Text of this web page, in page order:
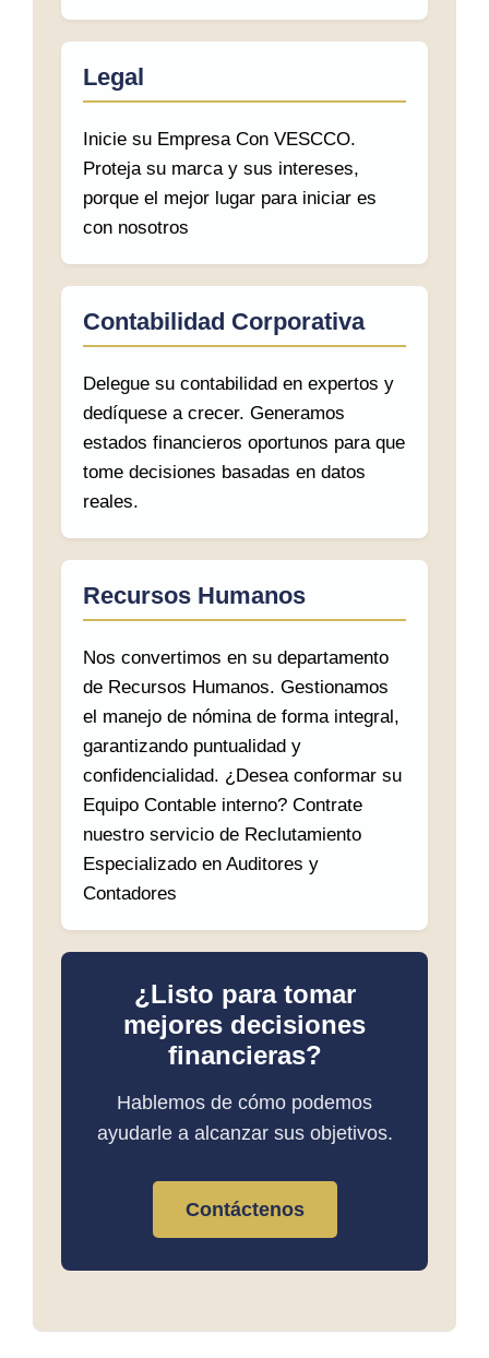
Legal
Inicie su Empresa Con VESCCO.
Proteja su marca y sus intereses,
porque el mejor lugar para iniciar es
con nosotros
Contabilidad Corporativa
Delegue su contabilidad en expertos y
dedíquese a crecer. Generamos
estados financieros oportunos para que
tome decisiones basadas en datos
reales.
Recursos Humanos
Nos convertimos en su departamento
de Recursos Humanos. Gestionamos
el manejo de nómina de forma integral,
garantizando puntualidad y
confidencialidad. ¿Desea conformar su
Equipo Contable interno? Contrate
nuestro servicio de Reclutamiento
Especializado en Auditores y
Contadores
¿Listo para tomar
mejores decisiones
financieras?
Hablemos de cómo podemos
ayudarle a alcanzar sus objetivos.
Contáctenos